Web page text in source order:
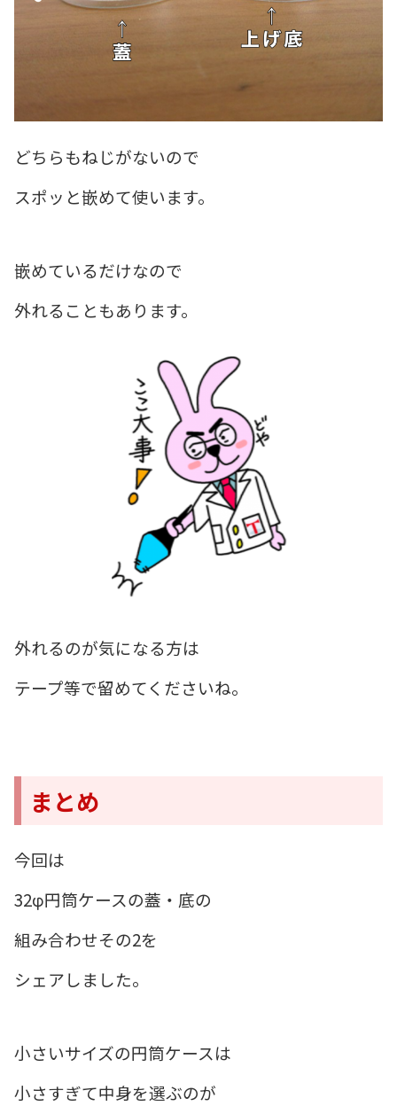
どちらもねじがないので
スポッと嵌めて使います。
嵌めているだけなので
外れることもあります。
外れるのが気になる方は
テープ等で留めてくださいね。
まとめ
今回は
32φ円筒ケースの蓋・底の
組み合わせその2を
シェアしました。
小さいサイズの円筒ケースは
小さすぎて中身を選ぶのが